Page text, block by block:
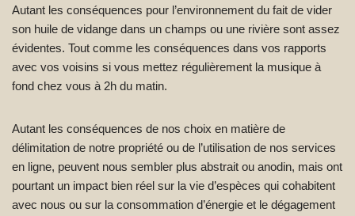
Autant les conséquences pour l’environnement du fait de vider
son huile de vidange dans un champs ou une rivière sont assez
évidentes. Tout comme les conséquences dans vos rapports
avec vos voisins si vous mettez régulièrement la musique à
fond chez vous à 2h du matin.
Autant les conséquences de nos choix en matière de
délimitation de notre propriété ou de l’utilisation de nos services
en ligne, peuvent nous sembler plus abstrait ou anodin, mais ont
pourtant un impact bien réel sur la vie d’espèces qui cohabitent
avec nous ou sur la consommation d’énergie et le dégagement